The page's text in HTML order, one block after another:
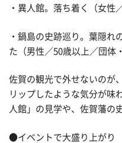
・異人館。落ち着く（女性
・鍋島の史跡巡り。葉隠れ
た（男性／50歳以上／団体
佐賀の観光で外せないのが
リップしたような気分が味
人館」の見学や、佐賀藩の
●イベントで大盛り上がり